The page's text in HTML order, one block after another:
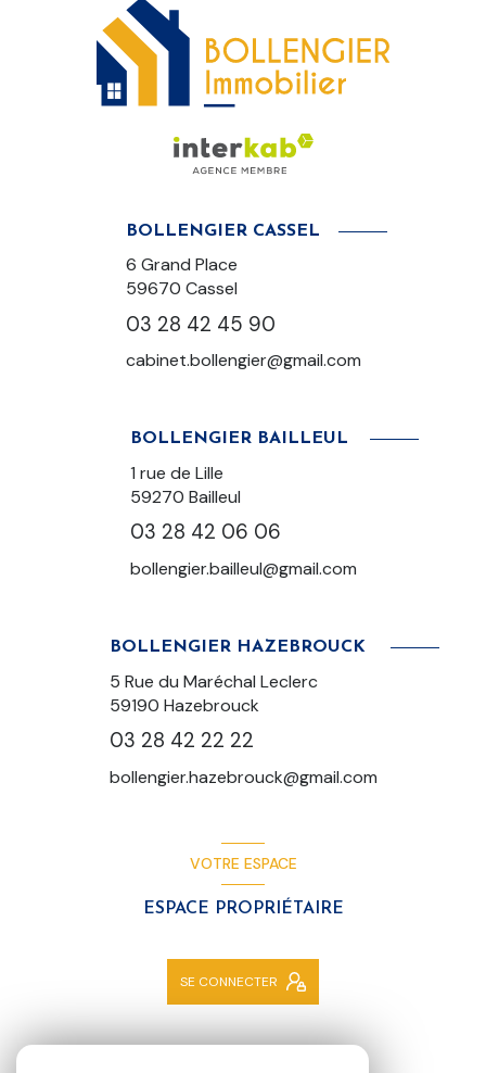
BOLLENGIER CASSEL
6 Grand Place
59670 Cassel
03 28 42 45 90
cabinet.bollengier@gmail.com
BOLLENGIER BAILLEUL
1 rue de Lille
59270 Bailleul
03 28 42 06 06
bollengier.bailleul@gmail.com
BOLLENGIER HAZEBROUCK
5 Rue du Maréchal Leclerc
59190 Hazebrouck
03 28 42 22 22
bollengier.hazebrouck@gmail.com
VOTRE ESPACE
ESPACE PROPRIÉTAIRE
SE CONNECTER